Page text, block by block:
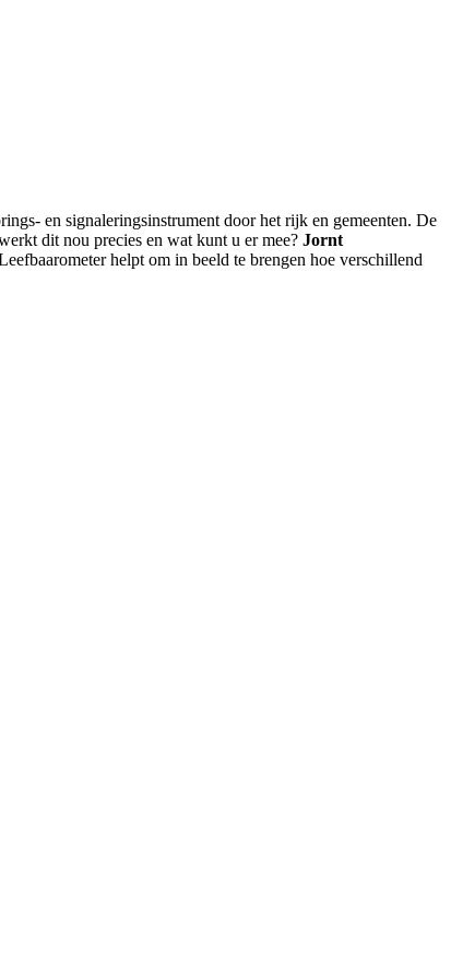
en signaleringsinstrument door het rijk en gemeenten. De
dit nou precies en wat kunt u er mee? Jornt
helpt om in beeld te brengen hoe verschillend